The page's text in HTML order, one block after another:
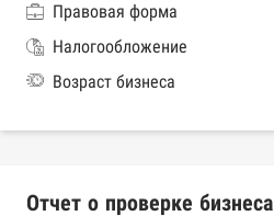
Правовая форма
Налогообложение
Возраст бизнеса
Отчет о проверке бизнеса